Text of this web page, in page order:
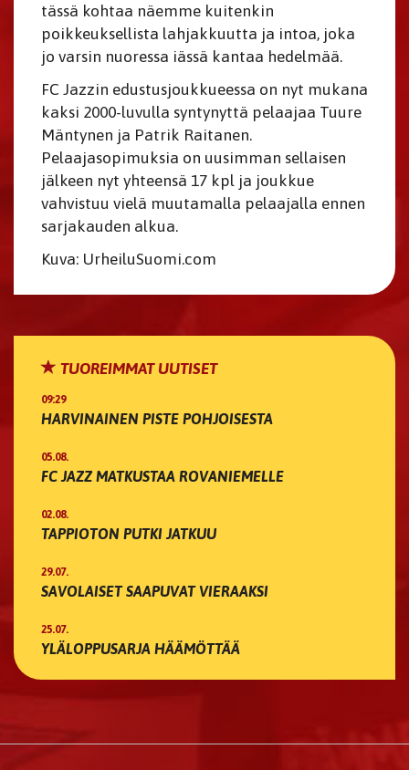
tässä kohtaa näemme kuitenkin
poikkeuksellista lahjakkuutta ja intoa, joka
jo varsin nuoressa iässä kantaa hedelmää.
FC Jazzin edustusjoukkueessa on nyt mukana
kaksi 2000-luvulla syntynyttä pelaajaa Tuure
Mäntynen ja Patrik Raitanen.
Pelaajasopimuksia on uusimman sellaisen
jälkeen nyt yhteensä 17 kpl ja joukkue
vahvistuu vielä muutamalla pelaajalla ennen
sarjakauden alkua.
Kuva: UrheiluSuomi.com
TUOREIMMAT UUTISET
09:29
HARVINAINEN PISTE POHJOISESTA
05.08.
FC JAZZ MATKUSTAA ROVANIEMELLE
02.08.
TAPPIOTON PUTKI JATKUU
29.07.
SAVOLAISET SAAPUVAT VIERAAKSI
25.07.
YLÄLOPPUSARJA HÄÄMÖTTÄÄ